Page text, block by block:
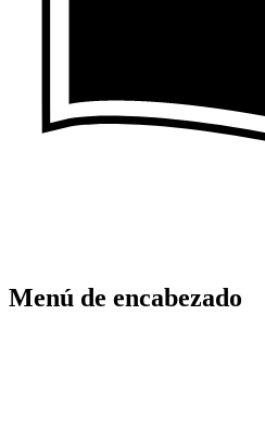
Menú de encabezado